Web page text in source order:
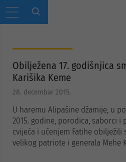
Obilježena 17. godišnjica
Karišika Keme
28. decembar 2015.
U haremu Alipašine džamije, u
2015. godine, porodica, saborci
cvijeća i učenjem Fatihe
velikog patriote i generala Mehe